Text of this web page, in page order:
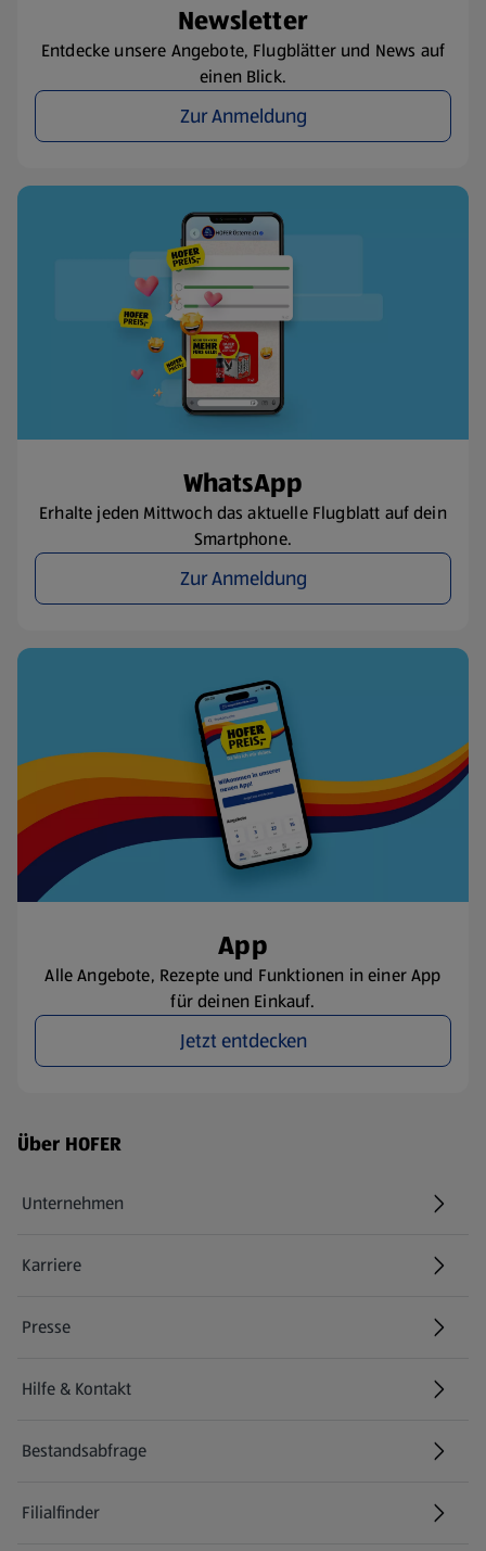
Newsletter
Entdecke unsere Angebote, Flugblätter und News auf
einen Blick.
Zur Anmeldung
WhatsApp
Erhalte jeden Mittwoch das aktuelle Flugblatt auf dein
Smartphone.
Zur Anmeldung
App
Alle Angebote, Rezepte und Funktionen in einer App
für deinen Einkauf.
Jetzt entdecken
Fußzeilenmenü - weitere Links
Über HOFER
Unternehmen
Karriere
(öffnet in einem neuen Tab)
Presse
Hilfe & Kontakt
(öffnet in einem neuen Tab)
Bestandsabfrage
(öffnet in einem neuen Tab)
Filialfinder